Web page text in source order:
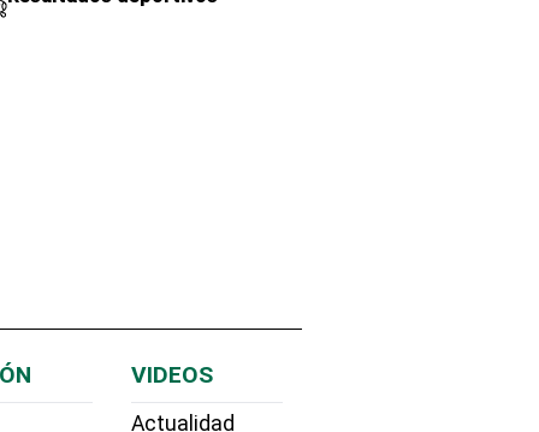
VIDEOS
Actualidad